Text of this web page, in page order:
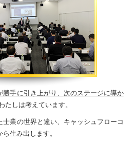
手に引き上がり、 次のステージに導か
たしは考えています。
業の世界と違い、 キャッシュフローコ
ら生み出します。